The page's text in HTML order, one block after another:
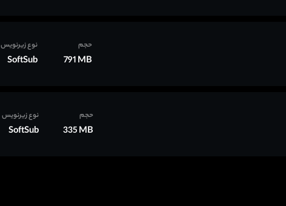
حجم
791 MB
نوع زیرنویس
SoftSub
حجم
335 MB
نوع زیرنویس
SoftSub